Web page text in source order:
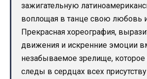
зажигательную
воплощая в танце свою любовь и
Прекрасная хореография,
движения и искренние эмоции
незабываемое зрелище, которое
следы в сердцах всех